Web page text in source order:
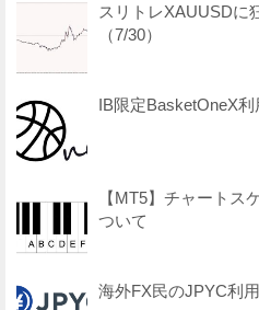
スリトレXAUUSDに
（7/30）
IB限定BasketOneX利
【MT5】チャートス
ついて
海外FX民のJPYC利